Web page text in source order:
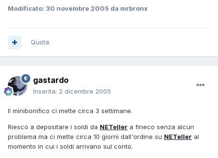
Modificato: 30 novembre 2005 da mrbronx
Quota
gastardo
Inserita: 2 dicembre 2005
Il minibonifico ci mette circa 3 settimane.
Riesco a depositare i soldi da NETeller a fineco senza alcun
problema ma ci mette circa 10 giorni dall'ordine su NETeller al
momento in cui i soldi arrivano sul conto.